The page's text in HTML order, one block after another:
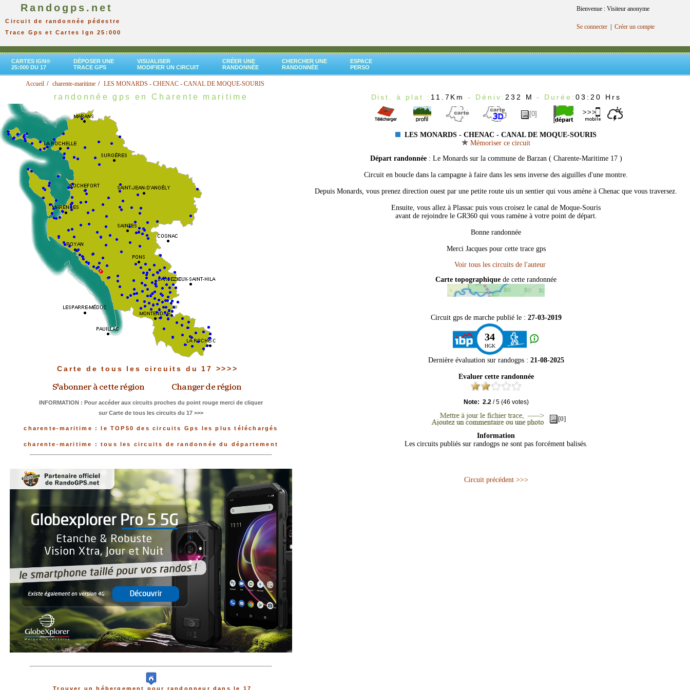
Randogps.net
Circuit de randonnée pédestre
Trace Gps et Cartes Ign 25:000
Bienvenue : Visiteur anonyme
Se connecter Créer un compte
CARTES IGN®
25:000 DU 17
DÉPOSER UNE
TRACE GPS
VISUALISER
MODIFIER UN CIRCUIT
CRÉER UNE
RANDONNÉE
CHERCHER UNE
RANDONNÉE
ESPACE
PERSO
Accueil charente-maritime LES MONARDS - CHENAC - CANAL DE MOQUE-SOURIS
randonnée gps en Charente maritime
Carte de tous les circuits du 17 >>>>
INFORMATION : Pour accéder aux circuits proches du point rouge merci de cliquer
sur Carte de tous les circuits du 17 >>>
charente-maritime : le TOP50 des circuits Gps les plus téléchargés
charente-maritime : tous les circuits de randonnée du département
Trouver un hébergement pour randonneur dans le 17
Dist. à plat : 11.7Km - Déniv: 232 M- Durée: 03:20 Hrs
[0]
LES MONARDS - CHENAC - CANAL DE MOQUE-SOURIS
Mémoriser ce circuit
Départ randonnée : Le Monards sur la commune de Barzan ( Charente-Maritime 17 )
Circuit en boucle dans la campagne à faire dans les sens inverse des aiguilles d'une montre.
Depuis Monards, vous prenez direction ouest par une petite route uis un sentier qui vous amène à Chenac que vous traversez.
Ensuite, vous allez à Plassac puis vous croisez le canal de Moque-Souris
avant de rejoindre le GR360 qui vous ramène à votre point de départ.
Bonne randonnée
Merci Jacques pour cette trace gps
Carte topographique de cette randonnée
Circuit gps de marche publié le : 27-03-2019
34
HGK
Dernière évaluation sur randogps : 21-08-2025
Evaluer cette randonnée
Note: 2.2/5(46 votes)
[0]
Information
Les circuits publiés sur randogps ne sont pas forcément balisés.
Circuit précédent >>>